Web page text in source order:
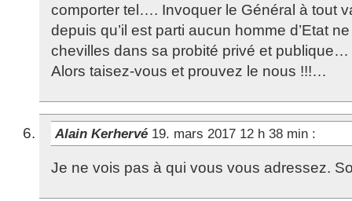
comporter tel…. Invoquer le Général à tout
depuis qu’il est parti aucun homme d’Etat
chevilles dans sa probité privé et publique…
Alors taisez-vous et prouvez le nous !!!…
Alain Kerhervé 19. mars 2017 12 h 38 min :
Je ne vois pas à qui vous vous adressez.